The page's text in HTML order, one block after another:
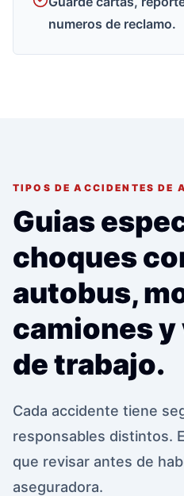
numeros de reclamo.
TIPOS DE ACCIDENTES DE
Guias
choques
autobus,
camiones
de trabajo.
Cada accidente tiene
responsables distintos.
que revisar antes de
aseguradora.